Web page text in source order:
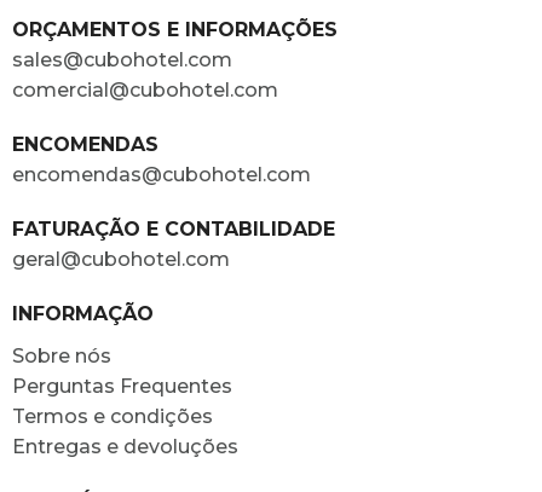
ORÇAMENTOS E INFORMAÇÕES
sales@cubohotel.com
comercial@cubohotel.com
ENCOMENDAS
encomendas@cubohotel.com
FATURAÇÃO E CONTABILIDADE
geral@cubohotel.com
INFORMAÇÃO
Sobre nós
Perguntas Frequentes
Termos e condições
Entregas e devoluções